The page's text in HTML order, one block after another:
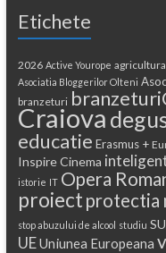
Etichete
2026 Active Yourope agricultura
Asociatia Bloggerilor Olteni
branzeturi
Craiova
educatie Erasmus +
Inspire Cinema
istorie IT Opera
proiect protectia
stop abuzului de alcool studiu
UEUniunea Europeana